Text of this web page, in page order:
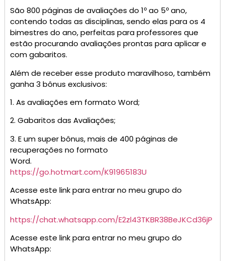
São 800 páginas de avaliações do 1º ao 5º ano,
contendo todas as disciplinas, sendo elas para os 4
bimestres do ano, perfeitas para professores que
estão procurando avaliações prontas para aplicar e
com gabaritos.
Além de receber esse produto maravilhoso, também
ganha 3 bônus exclusivos:
1. As avaliações em formato Word;
2. Gabaritos das Avaliações;
3. E um super bônus, mais de 400 páginas de
recuperações no formato
Word.
https://go.hotmart.com/K91965183U
Acesse este link para entrar no meu grupo do
WhatsApp:
https://chat.whatsapp.com/E2zl43TKBR38BeJKCd36jP
Acesse este link para entrar no meu grupo do
WhatsApp: